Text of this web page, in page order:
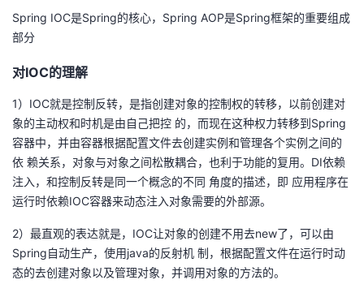
子
直
播
的
活
动
我
的
关
注
我
的
开
发
者
学
我
的
Programs
我
的
支
持
Spring IOC是Spring的核心，Spring AOP是Spring框架的重要组成
部分
对IOC的理解
1）IOC就是控制反转，是指创建对象的控制权的转移，以前创建对
象的主动权和时机是由自己把控 的，而现在这种权力转移到Spring
容器中，并由容器根据配置文件去创建实例和管理各个实例之间的
依 赖关系，对象与对象之间松散耦合，也利于功能的复用。DI依赖
注入，和控制反转是同一个概念的不同 角度的描述，即 应用程序在
运行时依赖IOC容器来动态注入对象需要的外部源。
2）最直观的表达就是，IOC让对象的创建不用去new了，可以由
Spring自动生产，使用java的反射机 制，根据配置文件在运行时动
态的去创建对象以及管理对象，并调用对象的方法的。